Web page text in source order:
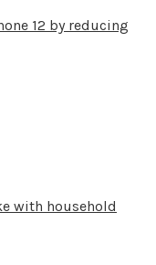
12 by reducing
with household